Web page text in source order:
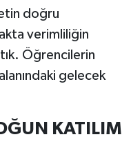
doğru
verimliliğin
Öğrencilerin
gelecek
KATILIM